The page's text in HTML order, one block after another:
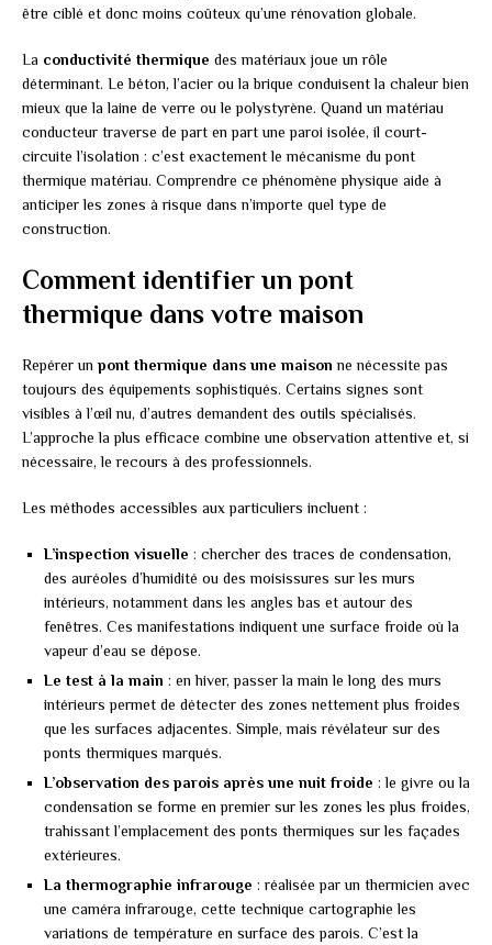
être ciblé et donc moins coûteux qu’une rénovation globale.
La conductivité thermique des matériaux joue un rôle
déterminant. Le béton, l’acier ou la brique conduisent la chaleur bien
mieux que la laine de verre ou le polystyrène. Quand un matériau
conducteur traverse de part en part une paroi isolée, il court-
circuite l’isolation : c’est exactement le mécanisme du pont
thermique matériau. Comprendre ce phénomène physique aide à
anticiper les zones à risque dans n’importe quel type de
construction.
Comment identifier un pont
thermique dans votre maison
Repérer un pont thermique dans une maison ne nécessite pas
toujours des équipements sophistiqués. Certains signes sont
visibles à l’œil nu, d’autres demandent des outils spécialisés.
L’approche la plus efficace combine une observation attentive et, si
nécessaire, le recours à des professionnels.
Les méthodes accessibles aux particuliers incluent :
L’inspection visuelle : chercher des traces de condensation,
des auréoles d’humidité ou des moisissures sur les murs
intérieurs, notamment dans les angles bas et autour des
fenêtres. Ces manifestations indiquent une surface froide où la
vapeur d’eau se dépose.
Le test à la main : en hiver, passer la main le long des murs
intérieurs permet de détecter des zones nettement plus froides
que les surfaces adjacentes. Simple, mais révélateur sur des
ponts thermiques marqués.
L’observation des parois après une nuit froide : le givre ou la
condensation se forme en premier sur les zones les plus froides,
trahissant l’emplacement des ponts thermiques sur les façades
extérieures.
La thermographie infrarouge : réalisée par un thermicien avec
une caméra infrarouge, cette technique cartographie les
variations de température en surface des parois. C’est la